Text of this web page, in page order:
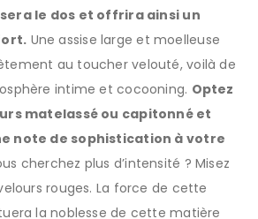
le dos et offrira ainsi un
Une assise large et moelleuse
au toucher velouté, voilà de
intime et cocooning. Optez
matelassé ou capitonné et
note de sophistication à votre
cherchez plus d’intensité ? Misez
rouges. La force de cette
la noblesse de cette matière